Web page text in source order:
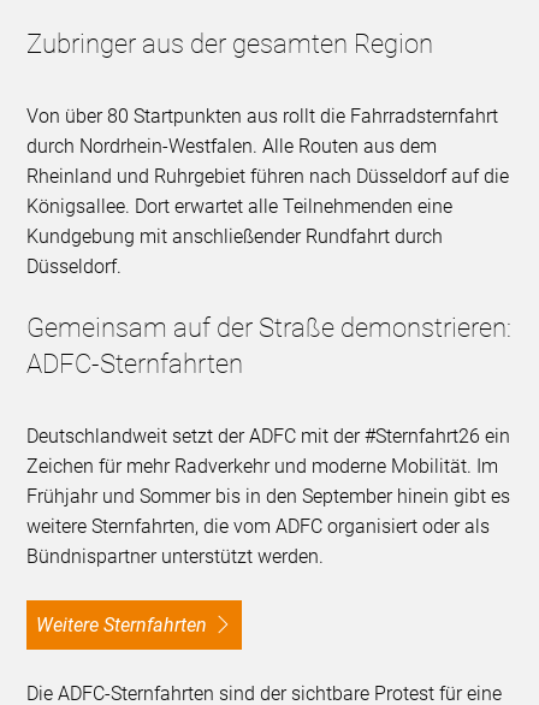
Zubringer aus der gesamten Region
Von über 80 Startpunkten aus rollt die Fahrradsternfahrt
durch Nordrhein-Westfalen. Alle Routen aus dem
Rheinland und Ruhrgebiet führen nach Düsseldorf auf die
Königsallee. Dort erwartet alle Teilnehmenden eine
Kundgebung mit anschließender Rundfahrt durch
Düsseldorf.
Gemeinsam auf der Straße demonstrieren:
ADFC-Sternfahrten
Deutschlandweit setzt der ADFC mit der #Sternfahrt26 ein
Zeichen für mehr Radverkehr und moderne Mobilität. Im
Frühjahr und Sommer bis in den September hinein gibt es
weitere Sternfahrten, die vom ADFC organisiert oder als
Bündnispartner unterstützt werden.
Weitere Sternfahrten
Die ADFC-Sternfahrten sind der sichtbare Protest für eine